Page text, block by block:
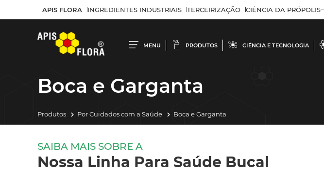
APIS FLORA INGREDIENTES INDUSTRIAIS TERCEIRIZAÇÃO CIÊNCIA DA PRÓPOLIS
MENU PRODUTOS CIÊNCIA E TECNOLOGIA
Boca e Garganta
Produtos Por Cuidados com a Saúde Boca e Garganta
SAIBA MAIS SOBRE A
Nossa Linha Para Saúde Bucal